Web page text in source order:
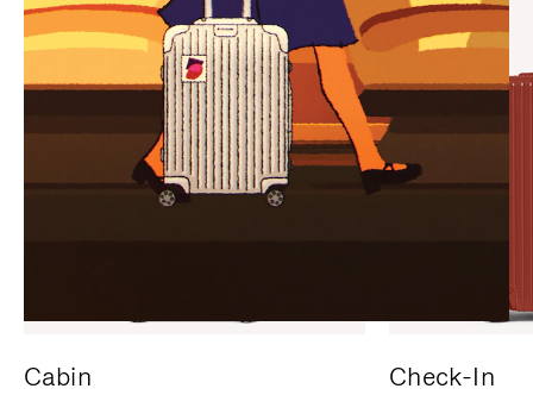
ACTIVARLO.
Cabin Check-In